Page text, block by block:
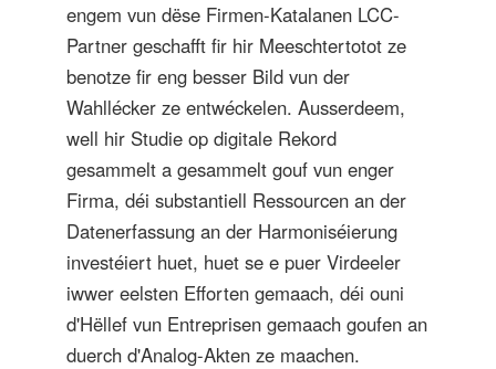
engem vun dëse Firmen-Katalanen LCC-
Partner geschafft fir hir Meeschtertotot ze
benotze fir eng besser Bild vun der
Wahllécker ze entwéckelen. Ausserdeem,
well hir Studie op digitale Rekord
gesammelt a gesammelt gouf vun enger
Firma, déi substantiell Ressourcen an der
Datenerfassung an der Harmoniséierung
investéiert huet, huet se e puer Virdeeler
iwwer eelsten Efforten gemaach, déi ouni
d'Hëllef vun Entreprisen gemaach goufen an
duerch d'Analog-Akten ze maachen.